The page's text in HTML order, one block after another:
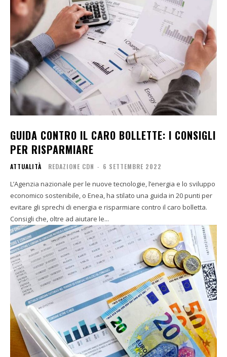
GUIDA CONTRO IL CARO BOLLETTE: I CONSIGLI
PER RISPARMIARE
ATTUALITÀ REDAZIONE CDN - 6 SETTEMBRE 2022
L’Agenzia nazionale per le nuove tecnologie, l’energia e lo sviluppo
economico sostenibile, o Enea, ha stilato una guida in 20 punti per
evitare gli sprechi di energia e risparmiare contro il caro bolletta.
Consigli che, oltre ad aiutare le...